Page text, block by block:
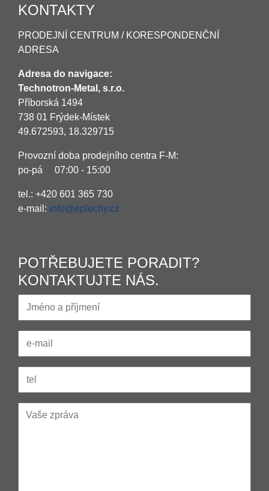
KONTAKTY
PRODEJNÍ CENTRUM / KORESPONDENČNÍ
ADRESA
Adresa do navigace:
Technotron-Metal, s.r.o.
Příborská 1494
738 01 Frýdek-Místek
49.672593, 18.329715
Provozní doba prodejního centra F-M:
po-pá 07:00 - 15:00
tel.: +420 601 365 730
e-mail: info@eplechy.cz
POTŘEBUJETE PORADIT?
KONTAKTUJTE NÁS.